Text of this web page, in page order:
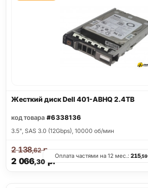
Жесткий диск Dell 401-ABHQ 2.4TB
код товара #6338136
3.5", SAS 3.0 (12Gbps), 10000 об/мин
2 066,30 р.
2 138,62р.
Оплата частями на 12 мес.:215,59